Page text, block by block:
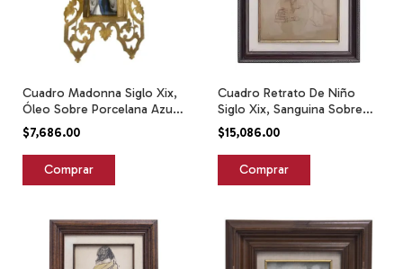
Cuadro Madonna Siglo Xix,
Óleo Sobre Porcelana Azul
Claro Dorado
$7,686.00
Cuadro Retrato De Niño
Siglo Xix, Sanguina Sobre
Papel
$15,086.00